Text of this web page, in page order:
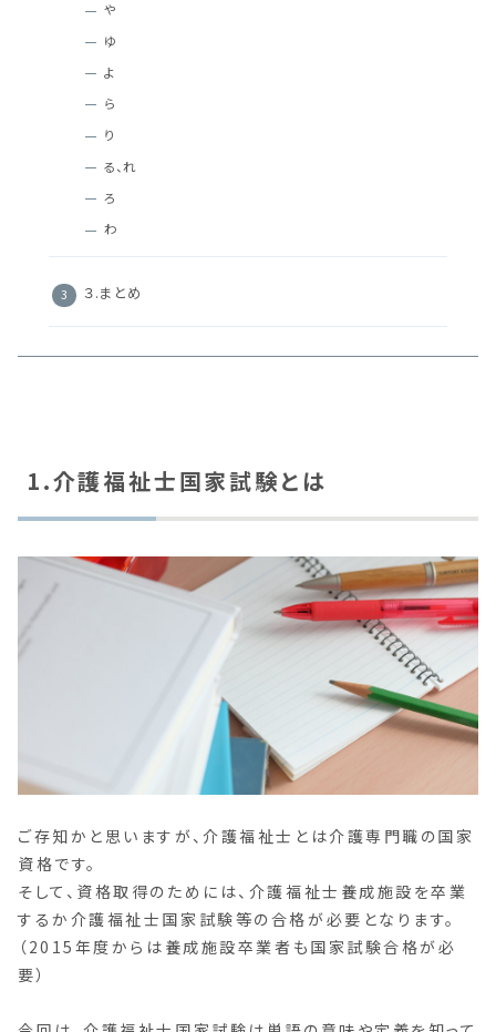
や
ゆ
よ
ら
り
る、れ
ろ
わ
３.まとめ
1.介護福祉士国家試験とは
ご存知かと思いますが、介護福祉士とは介護専門職の国家
資格です。
そして、資格取得のためには、介護福祉士養成施設を卒業
するか介護福祉士国家試験等の合格が必要となります。
（2015年度からは養成施設卒業者も国家試験合格が必
要）